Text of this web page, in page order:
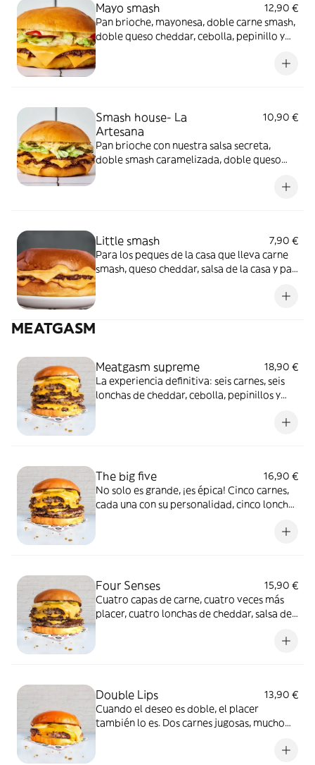
Mayo smash
12,90 €
Pan brioche, mayonesa, doble carne smash,
doble queso cheddar, cebolla, pepinillo y
Smash house- La
Artesana
10,90 €
Pan brioche con nuestra salsa secreta,
doble smash caramelizada, doble queso
cebolla, lechuga y la acidez de los pepinillos
Little smash
7,90 €
Para los peques de la casa que lleva carne
smash, queso cheddar, salsa de la casa y pan
MEATGASM
Meatgasm supreme
18,90 €
La experiencia definitiva: seis carnes, seis
lonchas de cheddar, cebolla, pepinillos y
The big five
16,90 €
No solo es grande, ¡es épica! Cinco carnes,
cada una con su personalidad, cinco lonchas
Four Senses
15,90 €
Cuatro capas de carne, cuatro veces más
placer, cuatro lonchas de cheddar, salsa de
Double Lips
13,90 €
Cuando el deseo es doble, el placer
también lo es. Dos carnes jugosas, mucho
secreta que te hará gemir de placer. ¿Listo